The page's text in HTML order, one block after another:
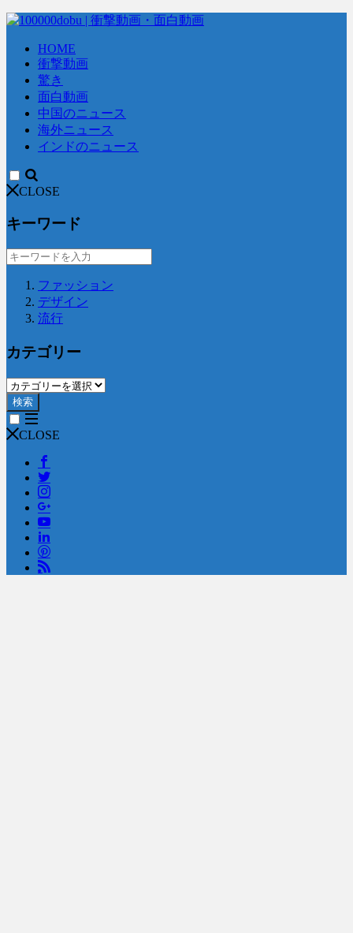
HOME
衝撃動画
驚き
面白動画
中国のニュース
海外ニュース
インドのニュース
CLOSE
キーワード
ファッション
デザイン
流行
カテゴリー
検索
CLOSE